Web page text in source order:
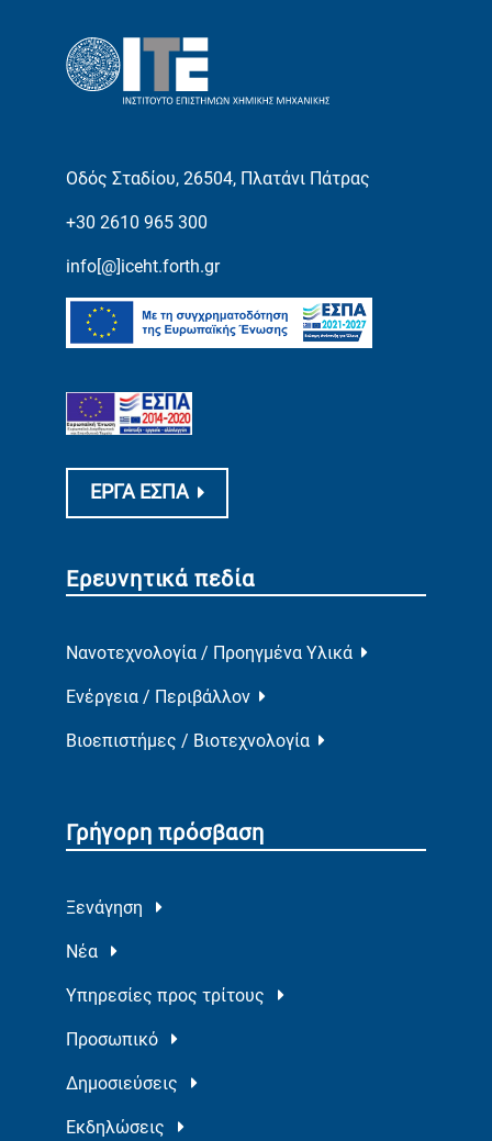
Οδός Σταδίου, 26504, Πλατάνι Πάτρας
+30 2610 965 300
info[@]iceht.forth.gr
ΕΡΓΑ ΕΣΠΑ
Ερευνητικά πεδία
Νανοτεχνολογία / Προηγμένα Υλικά
Ενέργεια / Περιβάλλον
Βιοεπιστήμες / Βιοτεχνολογία
Γρήγορη πρόσβαση
Ξενάγηση
Νέα
Υπηρεσίες προς τρίτους
Προσωπικό
Δημοσιεύσεις
Εκδηλώσεις